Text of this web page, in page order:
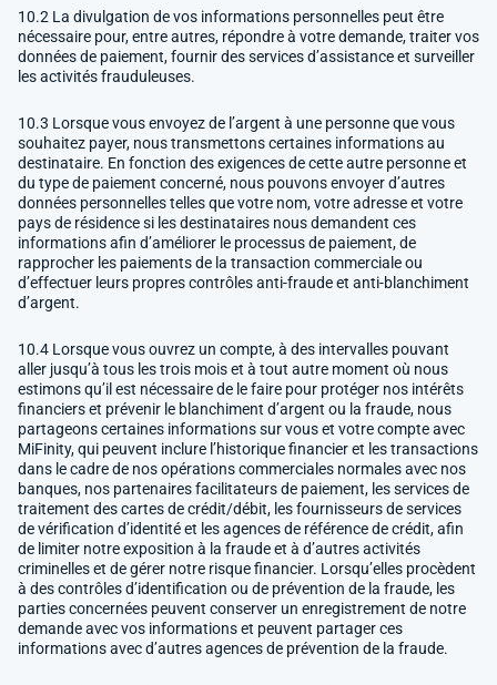
10.2 La divulgation de vos informations personnelles peut être
nécessaire pour, entre autres, répondre à votre demande, traiter vos
données de paiement, fournir des services d’assistance et surveiller
les activités frauduleuses.
10.3 Lorsque vous envoyez de l’argent à une personne que vous
souhaitez payer, nous transmettons certaines informations au
destinataire. En fonction des exigences de cette autre personne et
du type de paiement concerné, nous pouvons envoyer d’autres
données personnelles telles que votre nom, votre adresse et votre
pays de résidence si les destinataires nous demandent ces
informations afin d’améliorer le processus de paiement, de
rapprocher les paiements de la transaction commerciale ou
d’effectuer leurs propres contrôles anti-fraude et anti-blanchiment
d’argent.
10.4 Lorsque vous ouvrez un compte, à des intervalles pouvant
aller jusqu’à tous les trois mois et à tout autre moment où nous
estimons qu’il est nécessaire de le faire pour protéger nos intérêts
financiers et prévenir le blanchiment d’argent ou la fraude, nous
partageons certaines informations sur vous et votre compte avec
MiFinity, qui peuvent inclure l’historique financier et les transactions
dans le cadre de nos opérations commerciales normales avec nos
banques, nos partenaires facilitateurs de paiement, les services de
traitement des cartes de crédit/débit, les fournisseurs de services
de vérification d’identité et les agences de référence de crédit, afin
de limiter notre exposition à la fraude et à d’autres activités
criminelles et de gérer notre risque financier. Lorsqu’elles procèdent
à des contrôles d’identification ou de prévention de la fraude, les
parties concernées peuvent conserver un enregistrement de notre
demande avec vos informations et peuvent partager ces
informations avec d’autres agences de prévention de la fraude.